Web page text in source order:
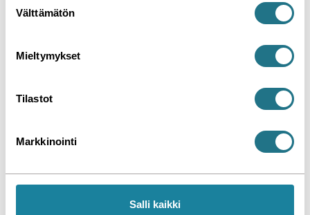
Välttämätön
Mieltymykset
Tilastot
Markkinointi
Salli kaikki
takasivun pääkuva
ulkotuotteiden pääkuva